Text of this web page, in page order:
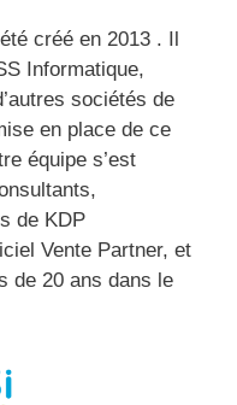
créé en 2013 . Il
Informatique,
sociétés de
en place de ce
équipe s’est
de KDP
Vente Partner, et
de 20 ans dans le